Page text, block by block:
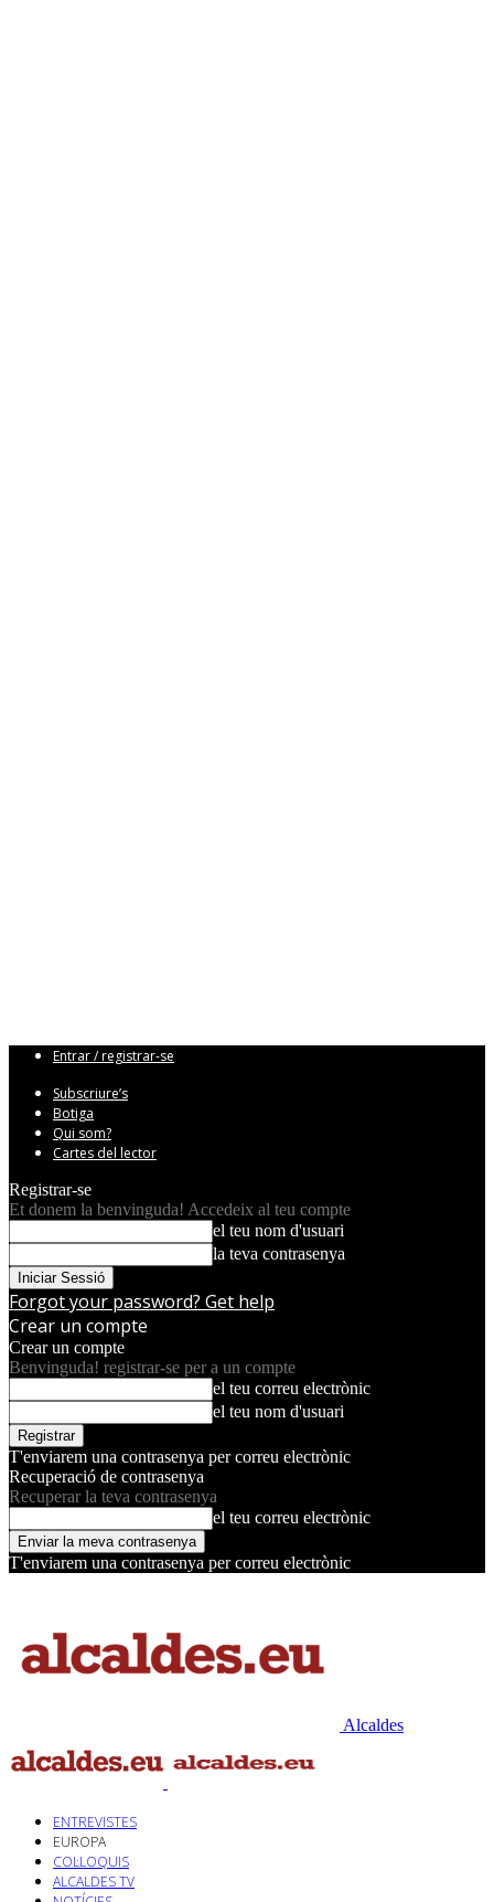
Entrar / registrar-se
Subscriure’s
Botiga
Qui som?
Cartes del lector
Registrar-se
Et donem la benvinguda! Accedeix al teu compte
el teu nom d'usuari
la teva contrasenya
Forgot your password? Get help
Crear un compte
Crear un compte
Benvinguda! registrar-se per a un compte
el teu correu electrònic
el teu nom d'usuari
T'enviarem una contrasenya per correu electrònic
Recuperació de contrasenya
Recuperar la teva contrasenya
el teu correu electrònic
T'enviarem una contrasenya per correu electrònic
Alcaldes
ENTREVISTES
EUROPA
COL·LOQUIS
ALCALDES TV